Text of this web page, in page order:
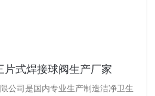
片式焊接球阀生产厂家
公司是国内专业生产制造洁净卫生